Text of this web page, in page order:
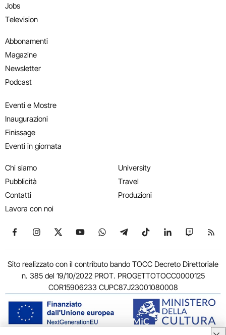
Jobs
Television
Abbonamenti
Magazine
Newsletter
Podcast
Eventi e Mostre
Inaugurazioni
Finissage
Eventi in giornata
Chi siamo
Pubblicità
Contatti
Lavora con noi
University
Travel
Produzioni
Seguici su Facebook
Seguici su Instagram
Seguici su X
Seguici su YouTube
Seguici su WhatsApp
Seguici su Telegram
Seguici su TikTok
Seguici su
Seguici
Sito realizzato con il contributo bando TOCC Decreto Direttoriale
n. 385 del 19/10/2022 PROT. PROGETTOTOCC0000125
COR15906233 CUPC87J23001080008